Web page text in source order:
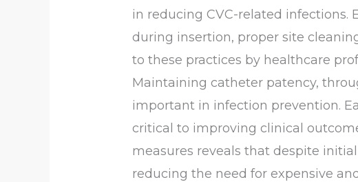
in reducing CVC-related infections.
during insertion, proper site
to these practices by healthcare
Maintaining catheter patency,
important in infection prevention.
critical to improving clinical
measures reveals that despite
reducing the need for expensive